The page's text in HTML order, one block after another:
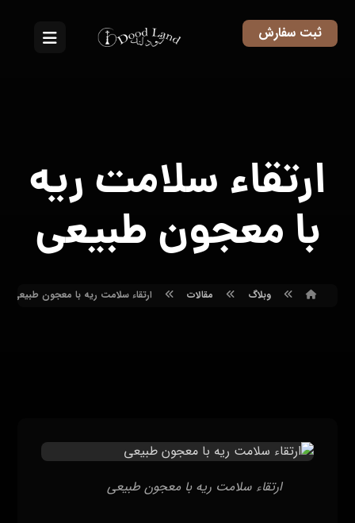
ثبت سفارش
ارتقاء سلامت ریه
با معجون طبیعی
وبلاگ مقالات ارتقاء سلامت ریه با معجون طبیعی
ارتقاء سلامت ریه با معجون طبیعی